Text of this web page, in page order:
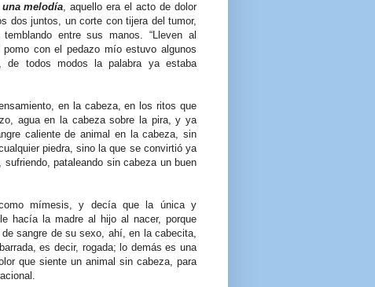
melodía, aquello era el acto de dolor
dos juntos, un corte con tijera del tumor,
entre sus manos. “Lleven al
pomo con el pedazo mío estuvo algunos
todos modos la palabra ya estaba
en la cabeza, en los ritos que
agua en la cabeza sobre la pira, y ya
caliente de animal en la cabeza, sin
piedra, sino la que se convirtió ya
pataleando sin cabeza un buen
mímesis, y decía que la única y
hacía la madre al hijo al nacer, porque
sangre de su sexo, ahí, en la cabecita,
es decir, rogada; lo demás es una
que siente un animal sin cabeza, para